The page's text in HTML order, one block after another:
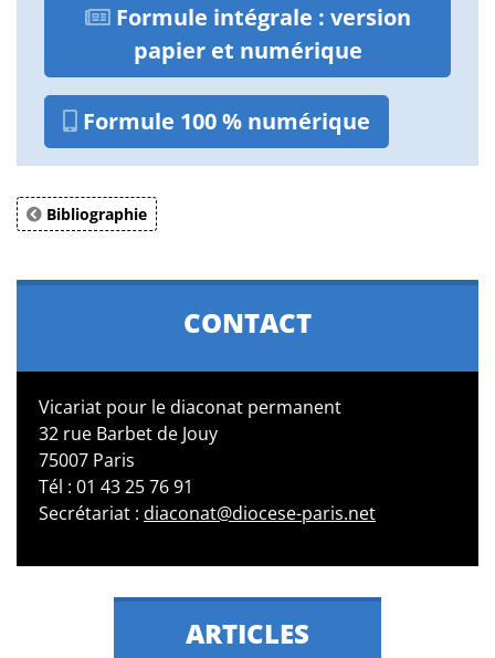
Formule intégrale : version
papier et numérique
Formule 100 % numérique
Bibliographie
CONTACT
Vicariat pour le diaconat permanent
32 rue Barbet de Jouy
75007 Paris
Tél : 01 43 25 76 91
Secrétariat : diaconat@diocese-paris.net
ARTICLES